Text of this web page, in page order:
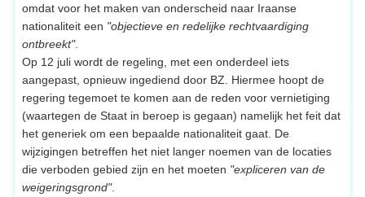
omdat voor het maken van onderscheid naar Iraanse
nationaliteit een "objectieve en redelijke rechtvaardiging
ontbreekt".
Op 12 juli wordt de regeling, met een onderdeel iets
aangepast, opnieuw ingediend door BZ. Hiermee hoopt de
regering tegemoet te komen aan de reden voor vernietiging
(waartegen de Staat in beroep is gegaan) namelijk het feit dat
het generiek om een bepaalde nationaliteit gaat. De
wijzigingen betreffen het niet langer noemen van de locaties
die verboden gebied zijn en het moeten "expliceren van de
weigeringsgrond".